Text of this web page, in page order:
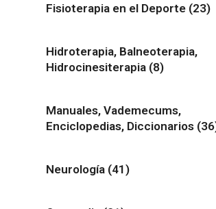
Fisioterapia en el Deporte (23)
Hidroterapia, Balneoterapia,
Hidrocinesiterapia (8)
Manuales, Vademecums,
Enciclopedias, Diccionarios
Neurología (41)